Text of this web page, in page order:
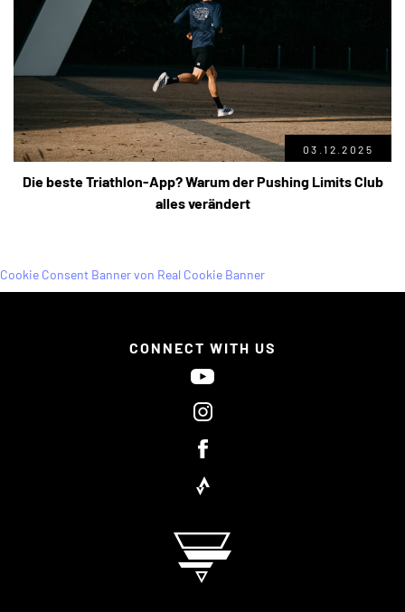
03.12.2025
Die beste Triathlon-App? Warum der Pushing Limits Club
alles verändert
CONNECT WITH US
Cookie Consent Banner von Real Cookie Banner